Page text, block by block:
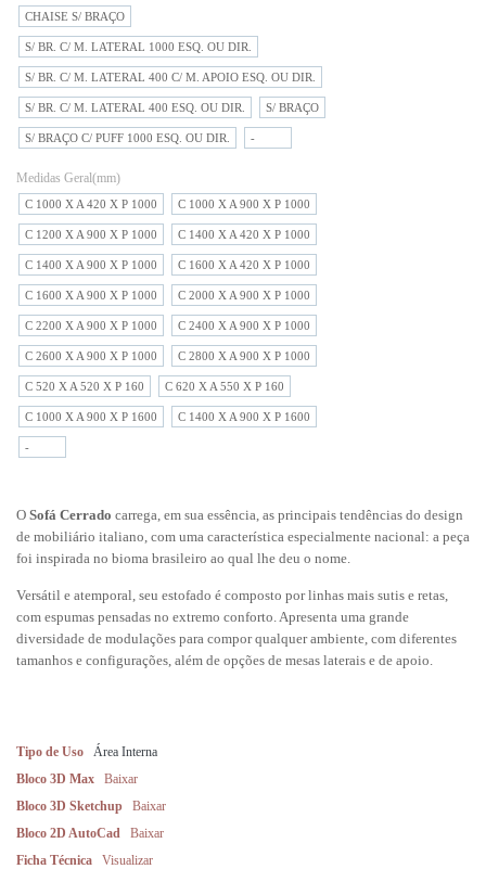
CHAISE S/ BRAÇO
S/ BR. C/ M. LATERAL 1000 ESQ. OU DIR.
S/ BR. C/ M. LATERAL 400 C/ M. APOIO ESQ. OU DIR.
S/ BR. C/ M. LATERAL 400 ESQ. OU DIR. S/ BRAÇO
S/ BRAÇO C/ PUFF 1000 ESQ. OU DIR. -
Medidas Geral(mm)
C 1000 X A 420 X P 1000 C 1000 X A 900 X P 1000
C 1200 X A 900 X P 1000 C 1400 X A 420 X P 1000
C 1400 X A 900 X P 1000 C 1600 X A 420 X P 1000
C 1600 X A 900 X P 1000 C 2000 X A 900 X P 1000
C 2200 X A 900 X P 1000 C 2400 X A 900 X P 1000
C 2600 X A 900 X P 1000 C 2800 X A 900 X P 1000
C 520 X A 520 X P 160 C 620 X A 550 X P 160
C 1000 X A 900 X P 1600 C 1400 X A 900 X P 1600
-
O Sofá Cerrado carrega, em sua essência, as principais tendências do design
de mobiliário italiano, com uma característica especialmente nacional: a peça
foi inspirada no bioma brasileiro ao qual lhe deu o nome.
Versátil e atemporal, seu estofado é composto por linhas mais sutis e retas,
com espumas pensadas no extremo conforto. Apresenta uma grande
diversidade de modulações para compor qualquer ambiente, com diferentes
tamanhos e configurações, além de opções de mesas laterais e de apoio.
Tipo de Uso
Área Interna
Bloco 3D Max
Baixar
Bloco 3D Sketchup
Baixar
Bloco 2D AutoCad
Baixar
Ficha Técnica
Visualizar